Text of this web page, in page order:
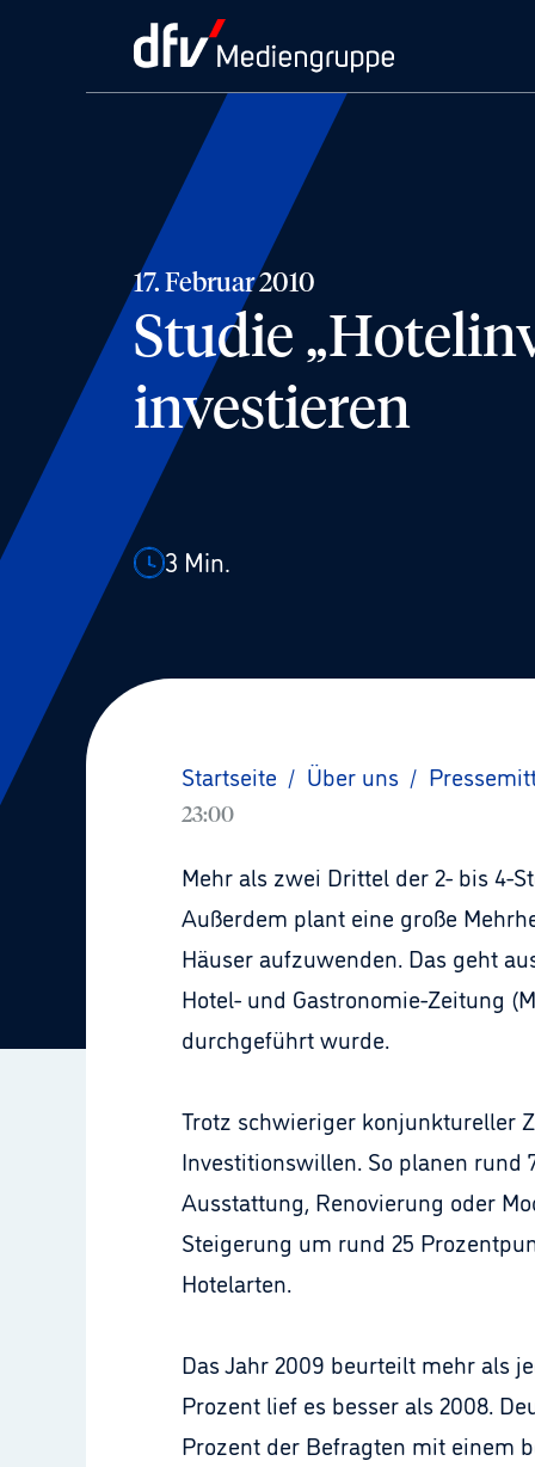
17. Februar 2010
Studie
investieren
3 Min.
Startseite / Über uns /
23:00
Mehr als zwei Drittel der 2- bis 4-
Außerdem plant eine große
Häuser aufzuwenden. Das geht
Hotel- und Gastronomie-Zeitung
durchgeführt wurde.
Trotz schwieriger konjunktureller
Investitionswillen. So planen rund
Ausstattung, Renovierung oder
Steigerung um rund 25
Hotelarten.
Das Jahr 2009 beurteilt mehr als
Prozent lief es besser als 2008.
Prozent der Befragten mit einem